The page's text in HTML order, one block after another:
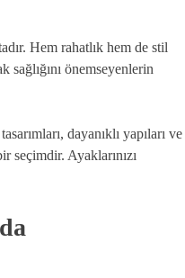
Hem rahatlık hem de stil
sağlığını önemseyenlerin
dayanıklı yapıları ve
seçimdir. Ayaklarınızı